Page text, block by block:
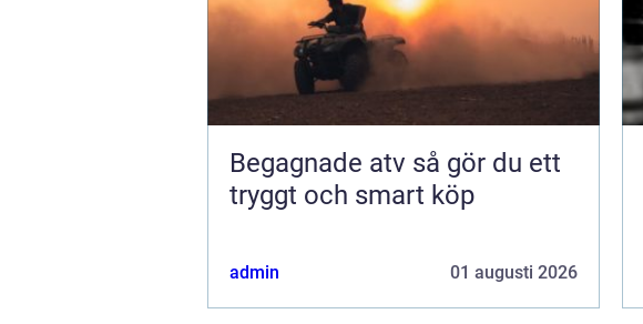
Begagnade atv så gör du ett
tryggt och smart köp
admin 01 augusti 2026